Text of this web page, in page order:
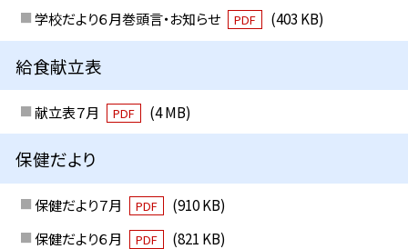
学校だより６月巻頭言・お知らせ
PDF (403 KB)
給食献立表
献立表７月 PDF (4 MB)
保健だより
保健だより７月 PDF
(910 KB)
保健だより６月
PDF (821 KB)